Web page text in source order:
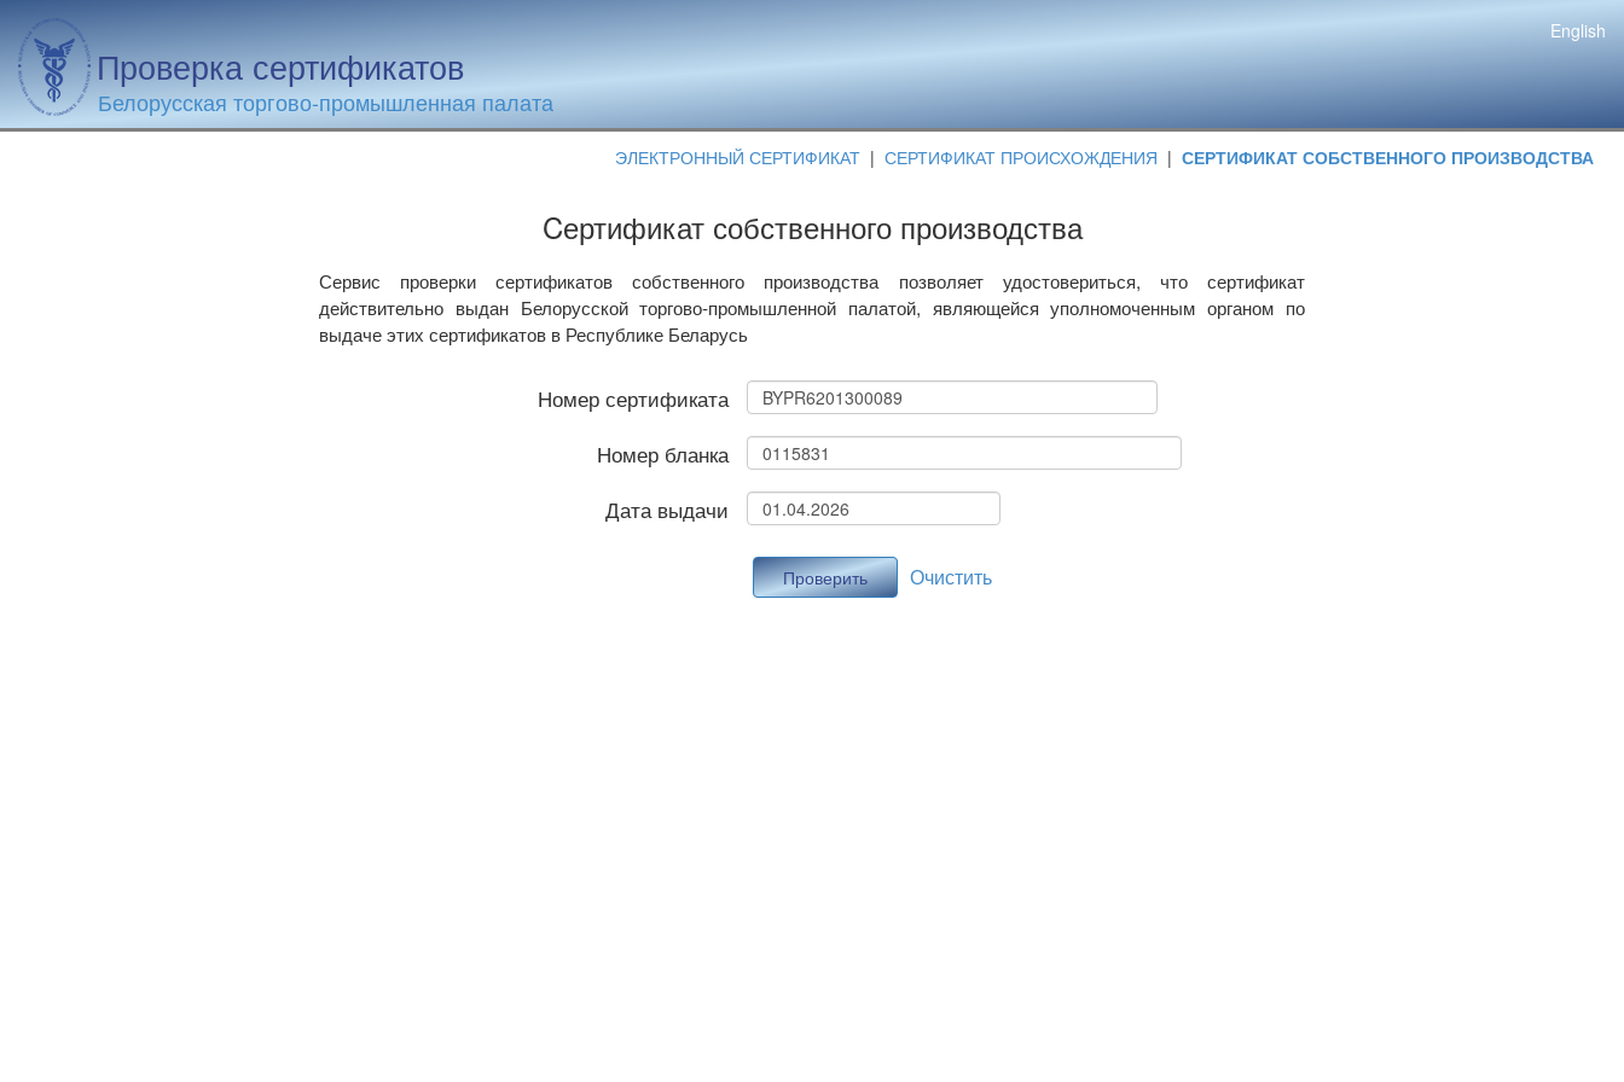
Проверка сертификатов
Белорусская торгово-промышленная палата
English
ЭЛЕКТРОННЫЙ СЕРТИФИКАТ | СЕРТИФИКАТ ПРОИСХОЖДЕНИЯ | СЕРТИФИКАТ СОБСТВЕННОГО ПРОИЗВОДСТВА
Cертификат собственного производства
Сервис проверки сертификатов собственного производства позволяет удостовериться, что сертификат
действительно выдан Белорусской торгово-промышленной палатой, являющейся уполномоченным органом по
выдаче этих сертификатов в Республике Беларусь
Номер сертификата
Номер бланка
Дата выдачи
Проверить Очистить